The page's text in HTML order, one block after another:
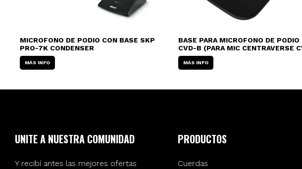
MICROFONO DE PODIO CON BASE SKP
PRO-7K CONDENSER
MÁS INFO
BASE PARA MICROFONO DE PODIO
CVD-B (PARA MIC CENTRAVERSE
MÁS INFO
UNITE A NUESTRA COMUNIDAD
Y recibí antes las mejores ofertas
PRODUCTOS
Cuerdas